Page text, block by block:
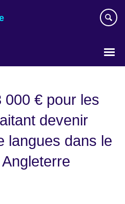
000 € pour les
devenir
langues dans le